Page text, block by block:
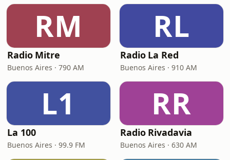
RM
Radio Mitre
Buenos Aires · 790 AM
RL
Radio La Red
Buenos Aires · 910 AM
L1
La 100
Buenos Aires · 99.9 FM
RR
Radio Rivadavia
Buenos Aires · 630 AM